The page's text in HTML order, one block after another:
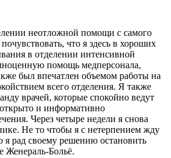
неотложной помощи с самого
что я здесь в хороших
в отделении интенсивной
помощь медперсонала,
был впечатлен объемом работы на
всего отделения. Я также
врачей, которые спокойно ведут
и информативно
Через четыре недели я снова
Не то чтобы я с нетерпением жду
я рад своему решению остановить
Женераль-Больё.